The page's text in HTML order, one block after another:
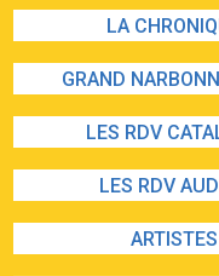
LA
GRAND
LES RDV
LES RDV
ARTISTES